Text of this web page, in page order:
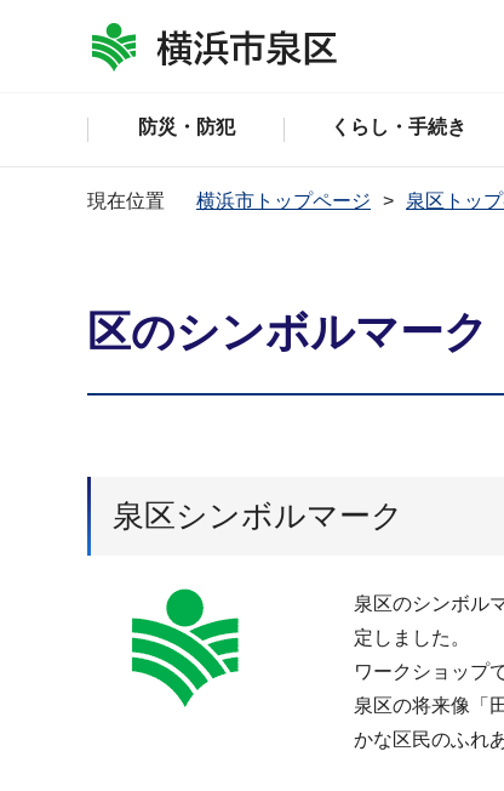
防災・防犯 くらし・手続き
現在位置 横浜市トップページ 泉区トッ
区のシンボルマーク
泉区シンボルマーク
泉区のシンボル
定しました。
ワークショップ
泉区の将来像「
かな区民のふれ